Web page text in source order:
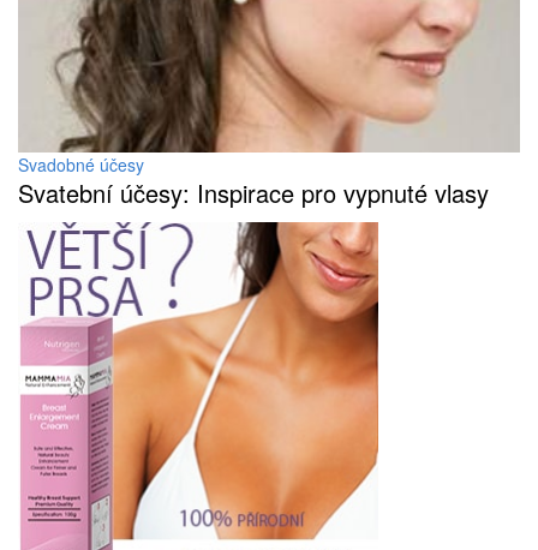
Svadobné účesy
Svatební účesy: Inspirace pro vypnuté vlasy